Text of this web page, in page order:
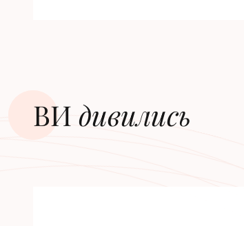
ВИ дивилиcь